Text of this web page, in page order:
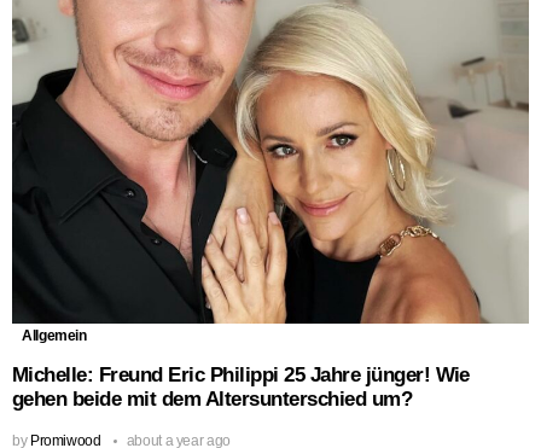
Allgemein
Michelle: Freund Eric Philippi 25 Jahre jünger! Wie
gehen beide mit dem Altersunterschied um?
by Promiwood about a year ago